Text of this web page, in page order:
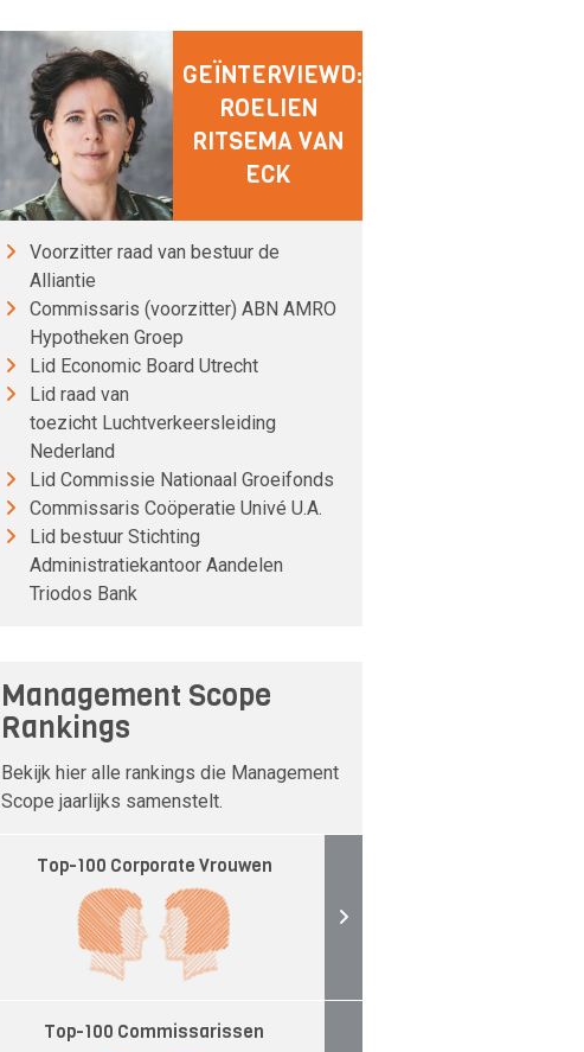
GEÏNTERVIEWD:
ROELIEN
RITSEMA VAN
ECK
Voorzitter raad van bestuur de
Alliantie
Commissaris (voorzitter) ABN AMRO
Hypotheken Groep
Lid Economic Board Utrecht
Lid raad van
toezicht Luchtverkeersleiding
Nederland
Lid Commissie Nationaal Groeifonds
Commissaris Coöperatie Univé U.A.
Lid bestuur Stichting
Administratiekantoor Aandelen
Triodos Bank
Management Scope
Rankings
Bekijk hier alle rankings die Management
Scope jaarlijks samenstelt.
Top-100 Corporate Vrouwen
Top-100 Commissarissen